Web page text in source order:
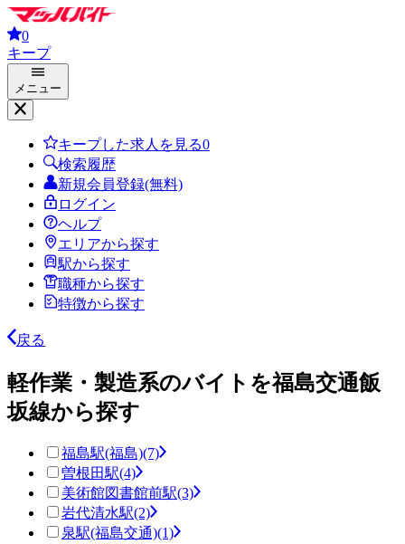
0
キープ
メニュー
キープした求人を見る0
検索履歴
新規会員登録(無料)
ログイン
ヘルプ
エリアから探す
駅から探す
職種から探す
特徴から探す
戻る
軽作業・製造系のバイトを福島交通飯
坂線から探す
福島駅(福島)(7)
曽根田駅(4)
美術館図書館前駅(3)
岩代清水駅(2)
泉駅(福島交通)(1)